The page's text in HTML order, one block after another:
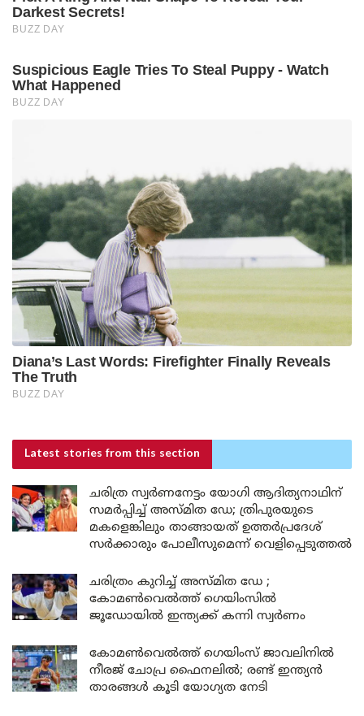
Latest stories from this section
ചരിത്ര സ്വർണനേട്ടം യോഗി ആദിത്യനാഥിന്
സമർപ്പിച്ച് അസ്മിത ഡേ; ത്രിപുരയുടെ
മകളെങ്കിലും താങ്ങായത് ഉത്തർപ്രദേശ്
സർക്കാരും പോലീസുമെന്ന് വെളിപ്പെടുത്തൽ
ചരിത്രം കുറിച്ച് അസ്മിത ഡേ ;
കോമൺവെൽത്ത് ഗെയിംസിൽ
ജൂഡോയിൽ ഇന്ത്യക്ക് കന്നി സ്വർണം
കോമൺവെൽത്ത് ഗെയിംസ് ജാവലിനിൽ
നീരജ് ചോപ്ര ഫൈനലിൽ; രണ്ട് ഇന്ത്യൻ
താരങ്ങൾ കൂടി യോഗ്യത നേടി